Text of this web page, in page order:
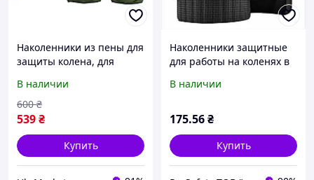
Наколенники из пены для
защиты колена, для
огорода
В наличии
539₴
600 ₴
Купить
Наколенники защитные
для работы на коленях в
рыболовле KP001 Черный
В наличии
175.56₴
Купить